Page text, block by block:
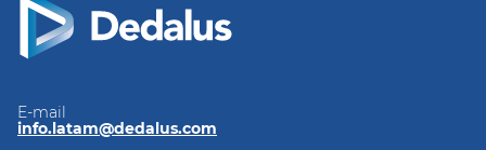
E-mail
info.latam@dedalus.com